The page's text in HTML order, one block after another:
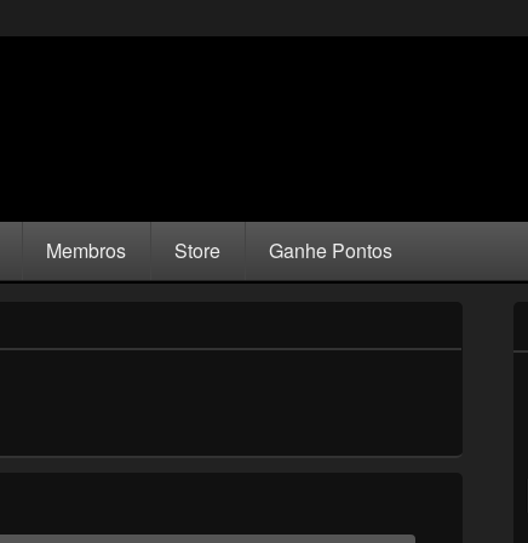
Membros Store Ganhe Pontos